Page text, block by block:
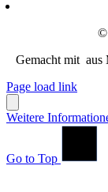
©
Gemacht mit aus
Page load link
Weitere
Go to Top